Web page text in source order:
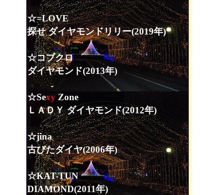
☆=LOVE
探せ ダイヤモンドリリー(2019年)
☆コブクロ
ダイヤモンド(2013年)
☆Sexy Zone
ＬＡＤＹ ダイヤモンド(2012年)
☆jina
古びたダイヤ(2006年)
☆KAT-TUN
DIAMOND(2011年)